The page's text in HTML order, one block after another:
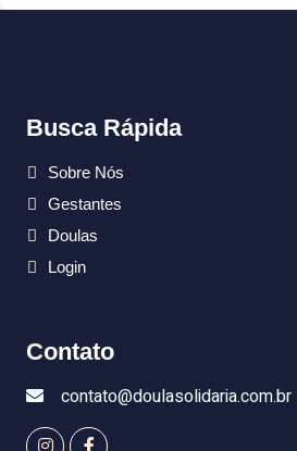
Busca Rápida
Sobre Nós
Gestantes
Doulas
Login
Contato
contato@doulasolidaria.com.br